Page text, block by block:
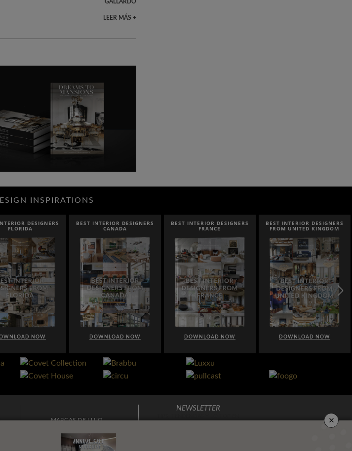
GALLARDO
LEER MÁS +
INSPIRATIONS
DESIGNERS
FLORIDA
NOW
BEST INTERIOR DESIGNERS
CANADA
DOWNLOAD NOW
BEST INTERIOR DESIGNERS
FRANCE
DOWNLOAD NOW
BEST INTERIOR DESIGNERS
FROM UNITED KINGDOM
DOWNLOAD NOW
MARCAS DE LUJO
ARQUITECTURA E
NEWSLETTER
×